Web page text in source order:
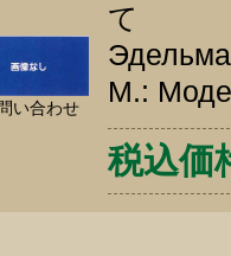
い合わせ
て
М.:
税込価